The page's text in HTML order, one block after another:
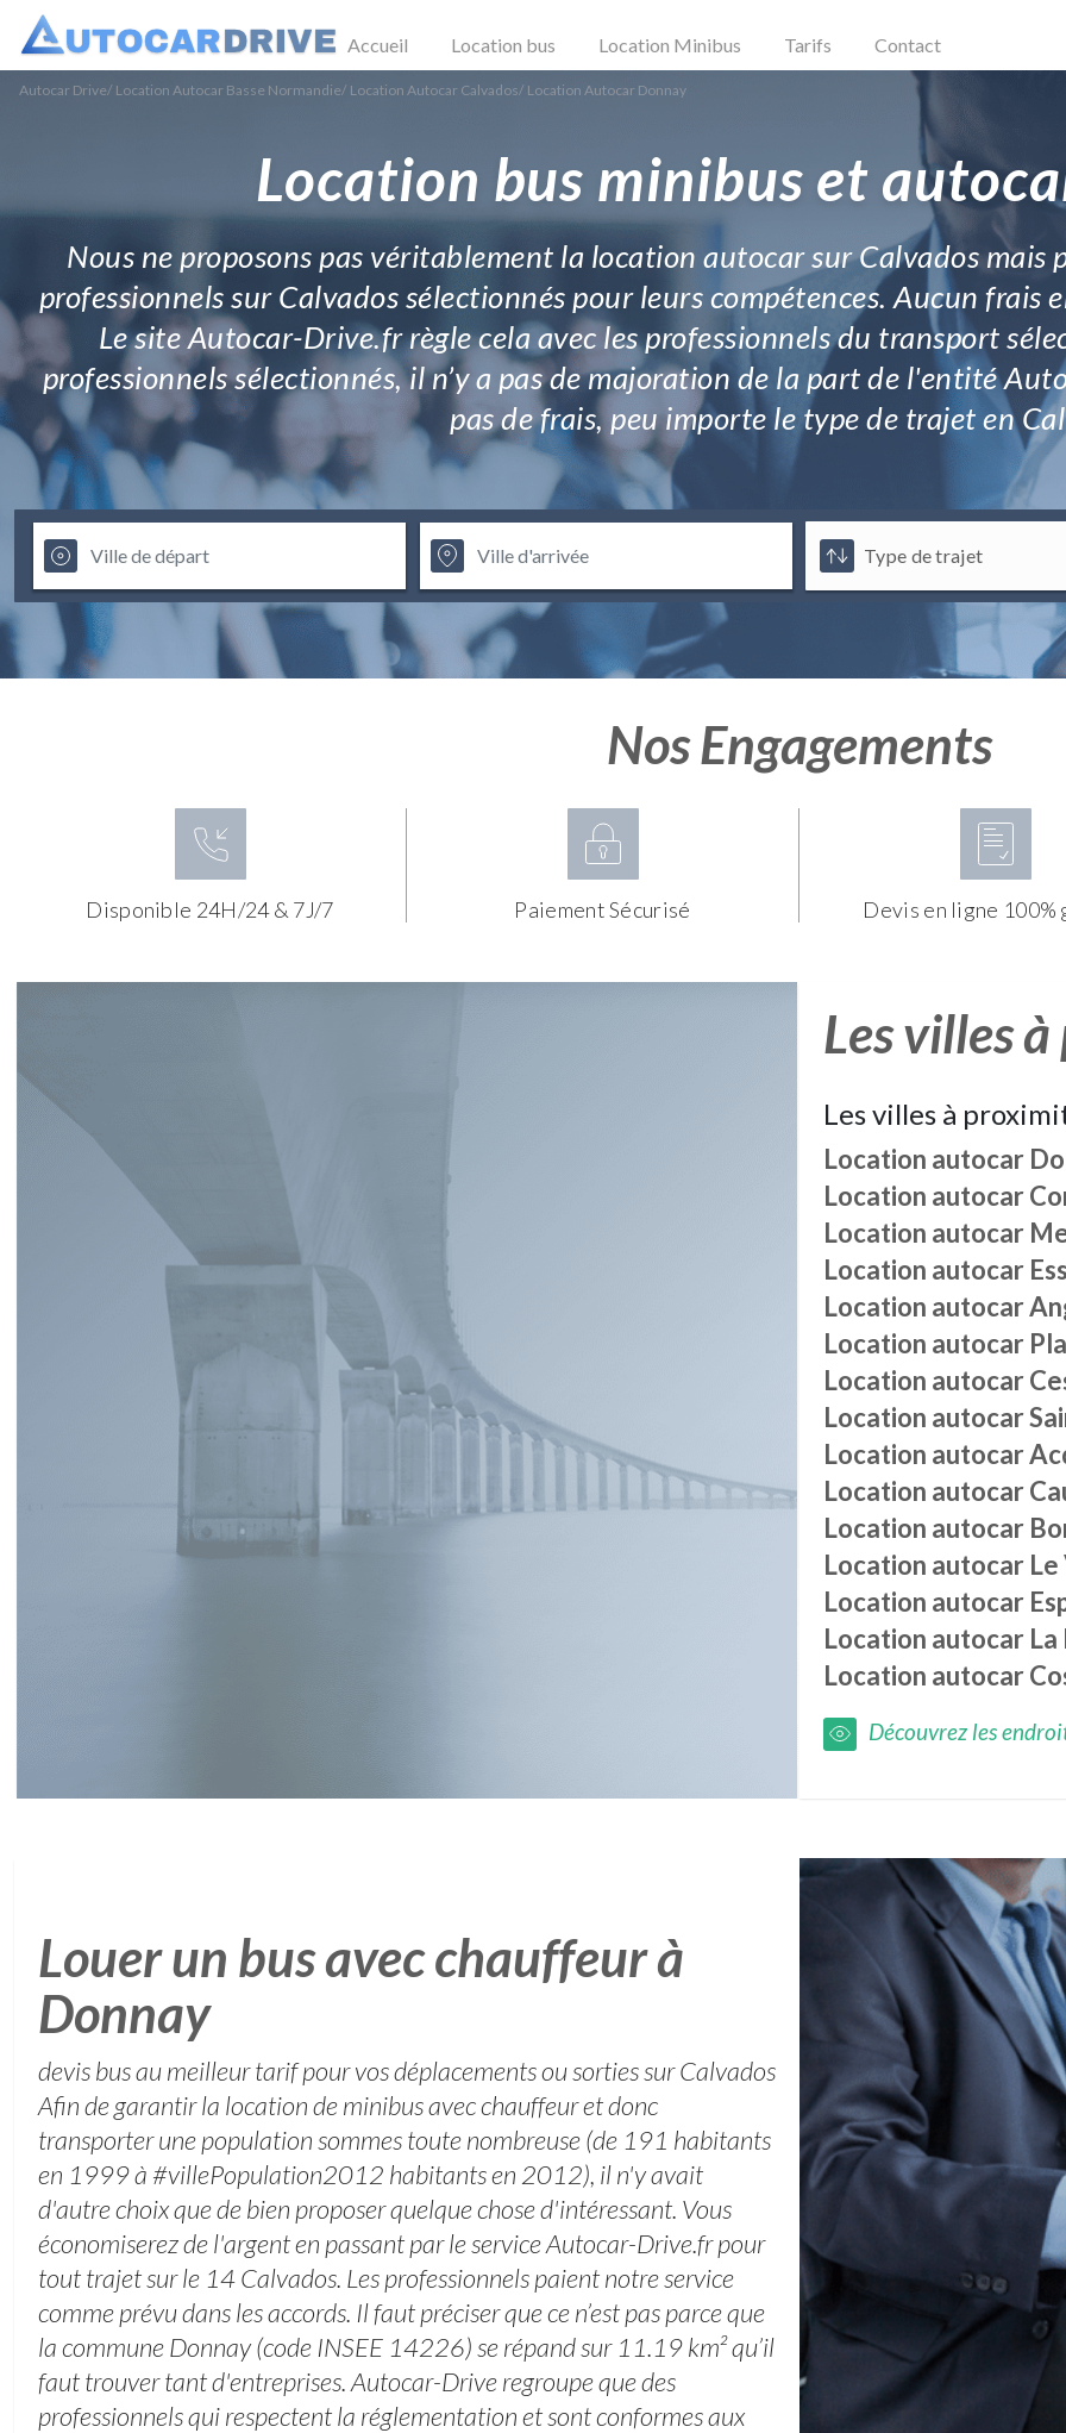
Accueil Location bus Location Minibus Tarifs Contact
Autocar Drive/ Location Autocar Basse Normandie/ Location Autocar Calvados/ Location Autocar Donnay
Location bus minibus et
Nous ne proposons pas véritablement la location autocar sur Calvados
professionnels sur Calvados sélectionnés pour leurs compétences. Aucun frais
Le site Autocar-Drive.fr règle cela avec les professionnels du transport
professionnels sélectionnés, il n’y a pas de majoration de la part de l'entité
pas de frais, peu importe le type de trajet en
Nos Engagements
Disponible 24H/24 & 7J/7 Paiement Sécurisé Devis en ligne
Les villes
Les villes à
Location autocar
Location autocar
Location autocar
Location autocar
Location autocar
Location autocar
Location autocar
Location autocar
Location autocar
Location autocar
Location autocar
Location autocar Le
Location autocar
Location autocar La
Location autocar
Découvrez les
Louer un bus avec chauffeur à
Donnay
devis bus au meilleur tarif pour vos déplacements ou sorties sur Calvados
Afin de garantir la location de minibus avec chauffeur et donc
transporter une population sommes toute nombreuse (de 191 habitants
en 1999 à #villePopulation2012 habitants en 2012), il n'y avait
d'autre choix que de bien proposer quelque chose d'intéressant. Vous
économiserez de l'argent en passant par le service Autocar-Drive.fr pour
tout trajet sur le 14 Calvados. Les professionnels paient notre service
comme prévu dans les accords. Il faut préciser que ce n’est pas parce que
la commune Donnay (code INSEE 14226) se répand sur 11.19 km² qu’il
faut trouver tant d'entreprises. Autocar-Drive regroupe que des
professionnels qui respectent la réglementation et sont conformes aux